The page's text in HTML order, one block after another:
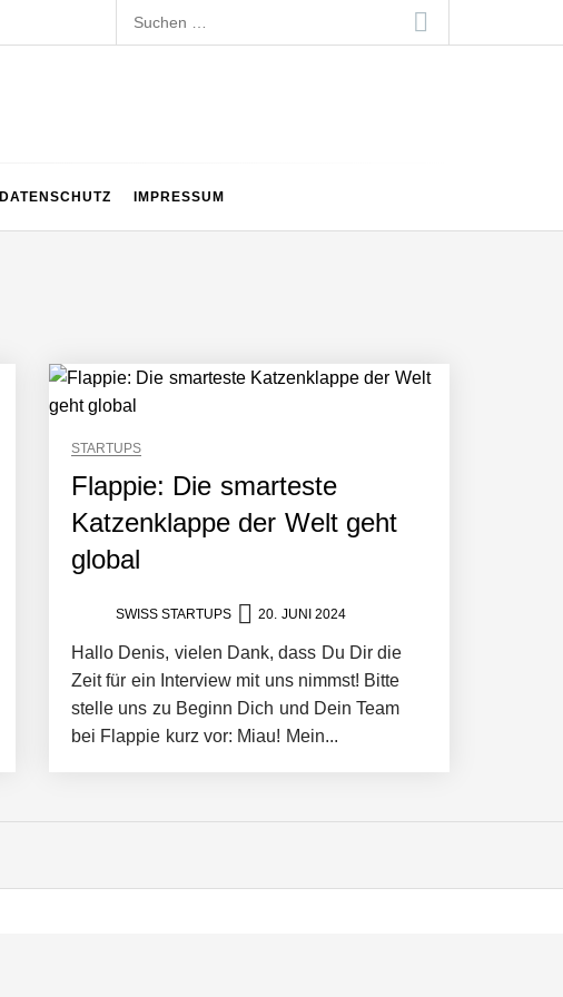
Suchen
nach:
DATENSCHUTZ IMPRESSUM
STARTUPS
Flappie: Die smarteste
Katzenklappe der Welt geht
global
SWISS STARTUPS 20. JUNI 2024
Hallo Denis, vielen Dank, dass Du Dir die
Zeit für ein Interview mit uns nimmst! Bitte
stelle uns zu Beginn Dich und Dein Team
bei Flappie kurz vor: Miau! Mein...